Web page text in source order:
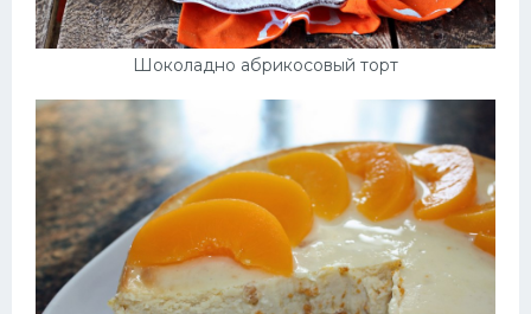
Шоколадно абрикосовый торт